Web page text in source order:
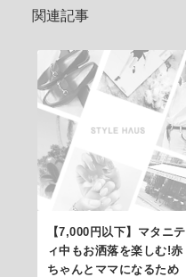
関連記事
【7,000円以下】マタニテ
ィ中もお洒落を楽しむ!赤
ちゃんとママになるため